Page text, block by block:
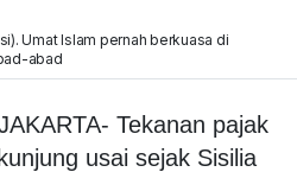
Umat Islam pernah berkuasa di
abad
Tekanan pajak
usai sejak Sisilia